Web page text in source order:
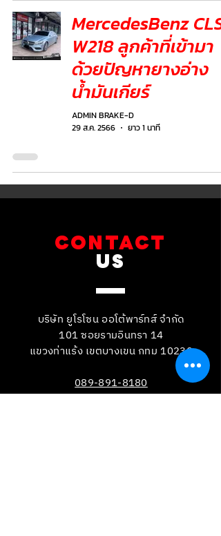
MercedesBenz CLS
W218 ลูกค้าที่เข้ามา
ด้วยปัญหายางอ่าง
น้ำมันเกียร์
ADMIN BRAKE-D
29 ส.ค. 2566
ยาว 1 นาที
CONTACT
US
บริษัท ยูโรโซน ออโต้พาร์ทส์ จำกัด
101 ซอยรามอินทรา 14
แขวงท่าแร้ง เขตบางเขน กทม 10230
089-891-8180
081-268-8890